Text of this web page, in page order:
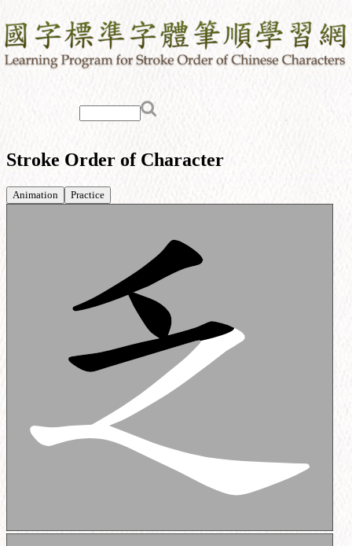
Stroke Order of Character
Animation Practice